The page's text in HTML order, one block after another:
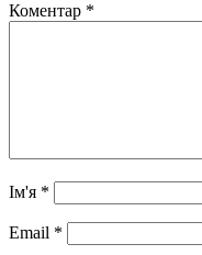
Коментар *
Ім'я *
Email *